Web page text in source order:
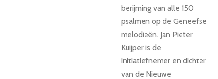
berijming van alle 150
psalmen op de Geneefse
melodieën. Jan Pieter
Kuijper is de
initiatiefnemer en dichter
van de Nieuwe